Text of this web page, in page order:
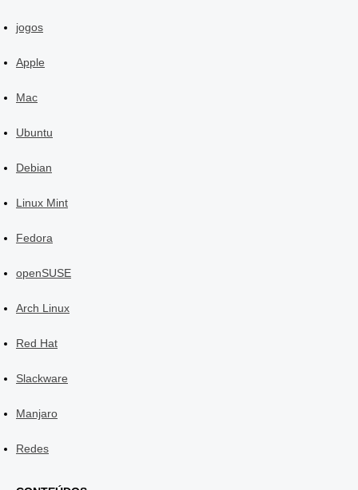
jogos
Apple
Mac
Ubuntu
Debian
Linux Mint
Fedora
openSUSE
Arch Linux
Red Hat
Slackware
Manjaro
Redes